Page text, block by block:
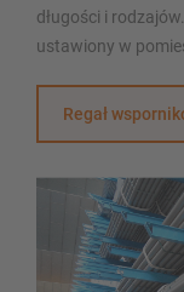
długości i
ustawiony w
Regał